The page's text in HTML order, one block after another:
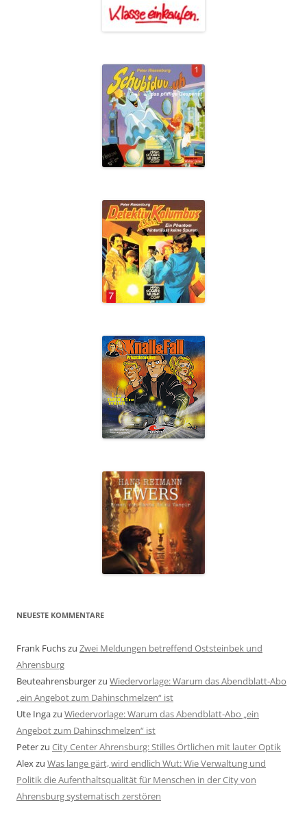
NEUESTE KOMMENTARE
Frank Fuchszu Zwei Meldungen betreffend Oststeinbek und
Ahrensburg
Beuteahrensburgerzu Wiedervorlage: Warum das Abendblatt-Abo
„ein Angebot zum Dahinschmelzen“ ist
Ute Ingazu Wiedervorlage: Warum das Abendblatt-Abo „ein
Angebot zum Dahinschmelzen“ ist
Peterzu City Center Ahrensburg: Stilles Örtlichen mit lauter Optik
Alexzu Was lange gärt, wird endlich Wut: Wie Verwaltung und
Politik die Aufenthaltsqualität für Menschen in der City von
Ahrensburg systematisch zerstören